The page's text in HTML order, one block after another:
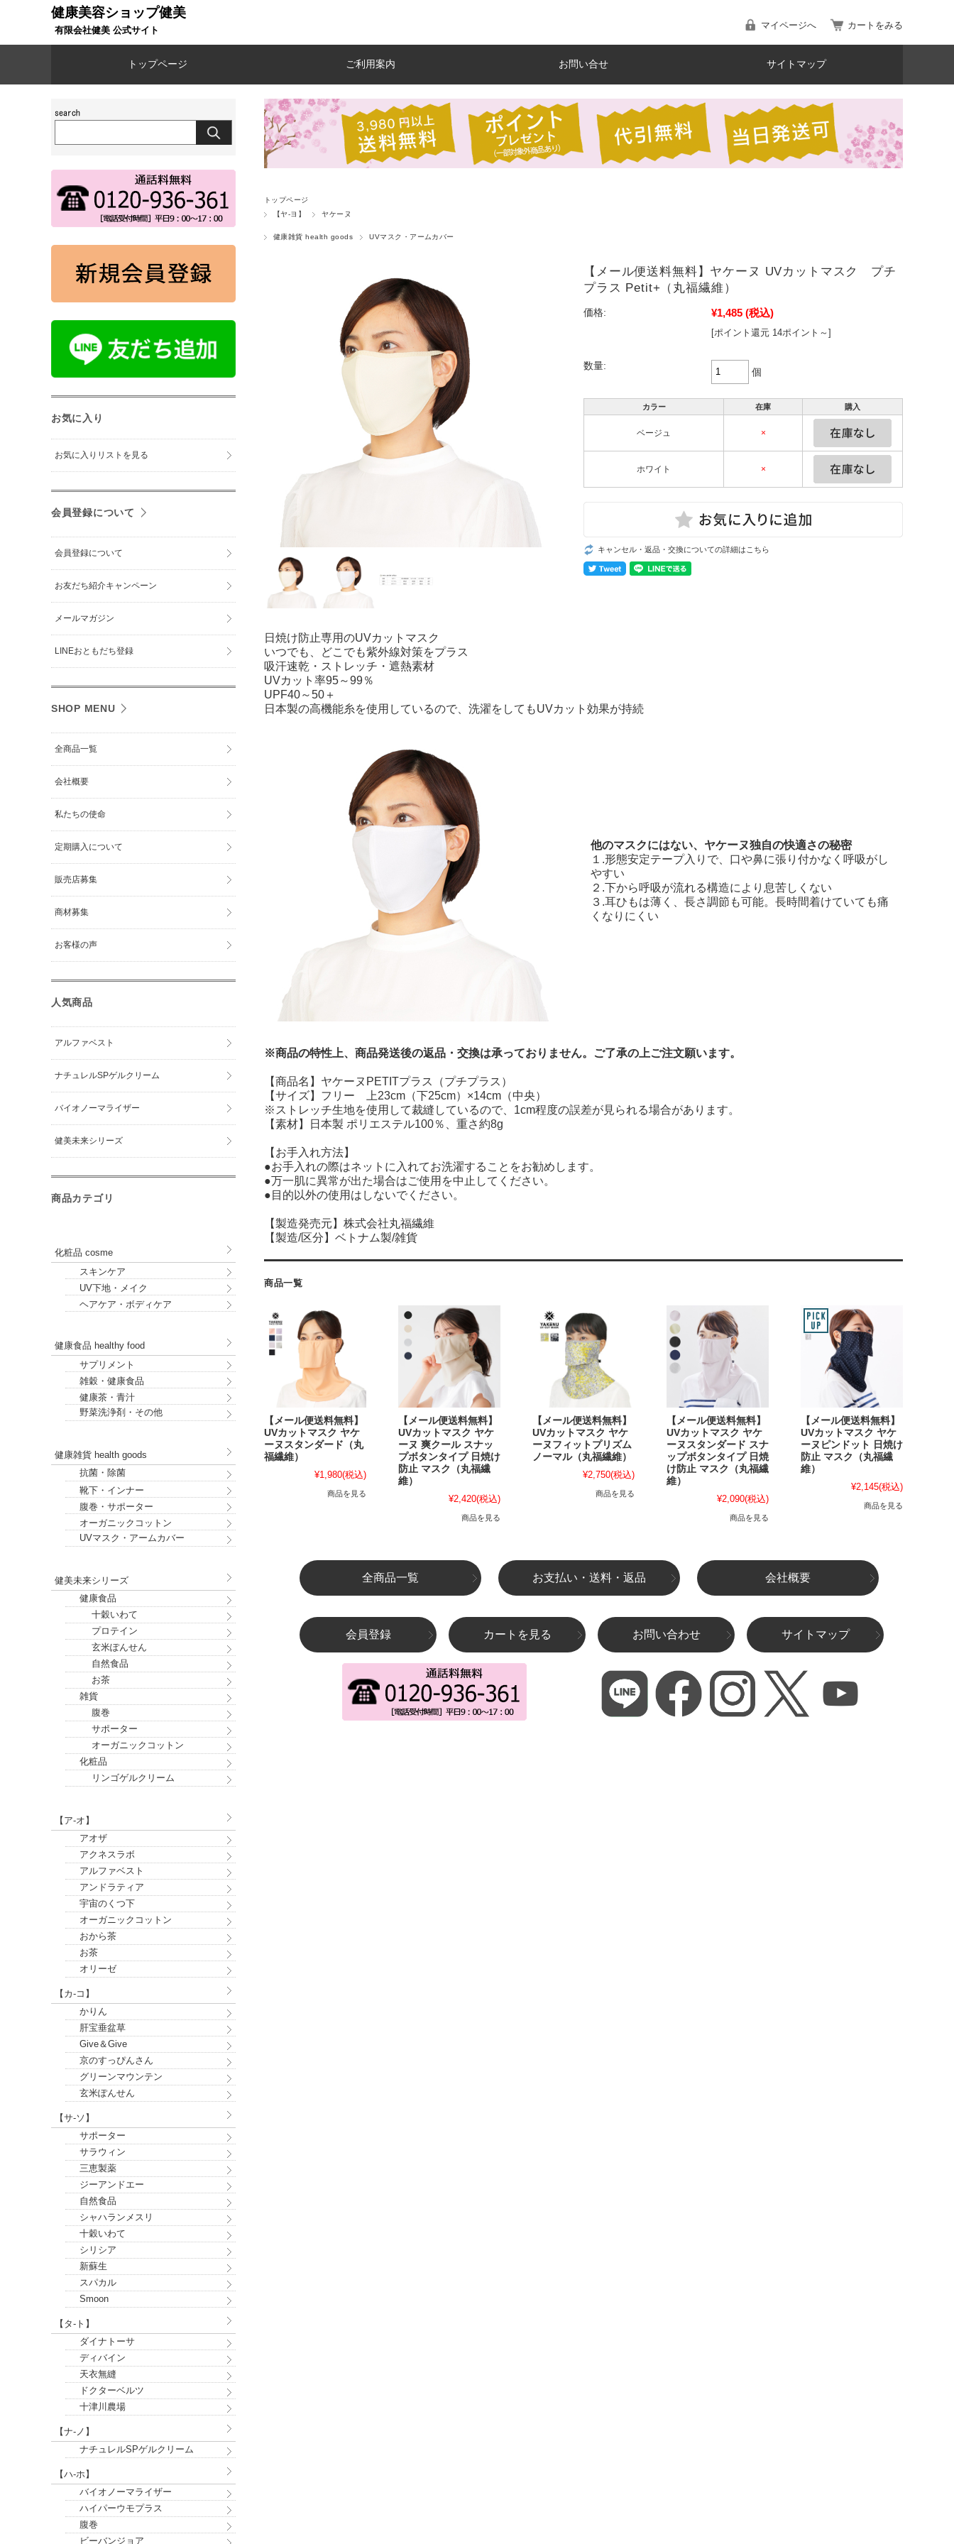
健康美容ショップ健美
有限会社健美 公式サイト マイページへ カートをみる
トップページ ご利用案内 お問い合せ サイトマップ
トップページ
【ヤ-ヨ】
ヤケーヌ
健康雑貨 health goods UVマスク・アームカバー
【メール便送料無料】ヤケーヌ UVカットマスク プチ
プラス Petit+（丸福繊維）
価格: ¥1,485 (税込)
[ポイント還元 14ポイント～]
数量:
個
カラー 在庫 購入
ベージュ ×
ホワイト ×
キャンセル・返品・交換についての詳細はこちら
日焼け防止専用のUVカットマスク
いつでも、どこでも紫外線対策をプラス
吸汗速乾・ストレッチ・遮熱素材
UVカット率95～99％
UPF40～50＋
日本製の高機能糸を使用しているので、洗濯をしてもUVカット効果が持続
他のマスクにはない、ヤケーヌ独自の快適さの秘密
１.形態安定テープ入りで、口や鼻に張り付かなく呼吸がし
やすい
２.下から呼吸が流れる構造により息苦しくない
３.耳ひもは薄く、長さ調節も可能。長時間着けていても痛
くなりにくい
※商品の特性上、商品発送後の返品・交換は承っておりません。ご了承の上ご注文願います。
【商品名】ヤケーヌPETITプラス（プチプラス）
【サイズ】フリー 上23cm（下25cm）×14cm（中央）
※ストレッチ生地を使用して裁縫しているので、1cm程度の誤差が見られる場合があります。
【素材】日本製 ポリエステル100％、重さ約8g
【お手入れ方法】
●お手入れの際はネットに入れてお洗濯することをお勧めします。
●万一肌に異常が出た場合はご使用を中止してください。
●目的以外の使用はしないでください。
【製造発売元】株式会社丸福繊維
【製造/区分】ベトナム製/雑貨
商品一覧
【メール便送料無料】
UVカットマスク ヤケ
ーヌスタンダード（丸
福繊維）
¥1,980(税込)
商品を見る
【メール便送料無料】
UVカットマスク ヤケ
ーヌ 爽クール スナッ
プボタンタイプ 日焼け
防止 マスク（丸福繊
維）
¥2,420(税込)
商品を見る
【メール便送料無料】
UVカットマスク ヤケ
ーヌフィットプリズム
ノーマル（丸福繊維）
¥2,750(税込)
商品を見る
【メール便送料無料】
UVカットマスク ヤケ
ーヌスタンダード スナ
ップボタンタイプ 日焼
け防止 マスク（丸福繊
維）
¥2,090(税込)
商品を見る
【メール便送料無料】
UVカットマスク ヤケ
ーヌピンドット 日焼け
防止 マスク（丸福繊
維）
¥2,145(税込)
商品を見る
全商品一覧 お支払い・送料・返品 会社概要
会員登録 カートを見る お問い合わせ サイトマップ
お気に入り
お気に入りリストを見る
会員登録について
会員登録について
お友だち紹介キャンペーン
メールマガジン
LINEおともだち登録
SHOP MENU
全商品一覧
会社概要
私たちの使命
定期購入について
販売店募集
商材募集
お客様の声
人気商品
アルファベスト
ナチュレルSPゲルクリーム
バイオノーマライザー
健美未来シリーズ
商品カテゴリ
化粧品 cosme
スキンケア
UV下地・メイク
ヘアケア・ボディケア
健康食品 healthy food
サプリメント
雑穀・健康食品
健康茶・青汁
野菜洗浄剤・その他
健康雑貨 health goods
抗菌・除菌
靴下・インナー
腹巻・サポーター
オーガニックコットン
UVマスク・アームカバー
健美未来シリーズ
健康食品
十穀いわて
プロテイン
玄米ぽんせん
自然食品
お茶
雑貨
腹巻
サポーター
オーガニックコットン
化粧品
リンゴゲルクリーム
【ア-オ】
アオザ
アクネスラボ
アルファベスト
アンドラティア
宇宙のくつ下
オーガニックコットン
おから茶
お茶
オリーゼ
【カ-コ】
かりん
肝宝垂盆草
Give＆Give
京のすっぴんさん
グリーンマウンテン
玄米ぽんせん
【サ-ソ】
サポーター
サラウィン
三恵製薬
ジーアンドエー
自然食品
シャハランメスリ
十穀いわて
シリシア
新蘇生
スパカル
Smoon
【タ-ト】
ダイナトーサ
ディバイン
天衣無縫
ドクターベルツ
十津川農場
【ナ-ノ】
ナチュレルSPゲルクリーム
【ハ-ホ】
バイオノーマライザー
ハイパーウモプラス
腹巻
ビーバンジョア